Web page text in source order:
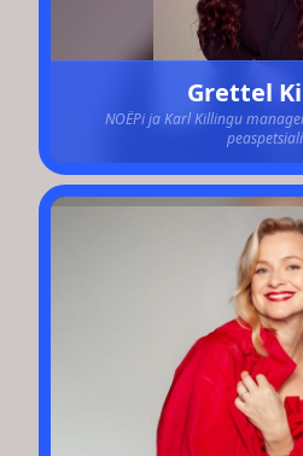
Grettel
NOËPi ja Karl Killingu